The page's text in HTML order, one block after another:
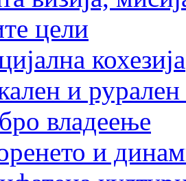
цели
кохезија
и рурален
владеење
и